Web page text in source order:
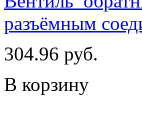
разъёмным
304.96 руб.
В корзину